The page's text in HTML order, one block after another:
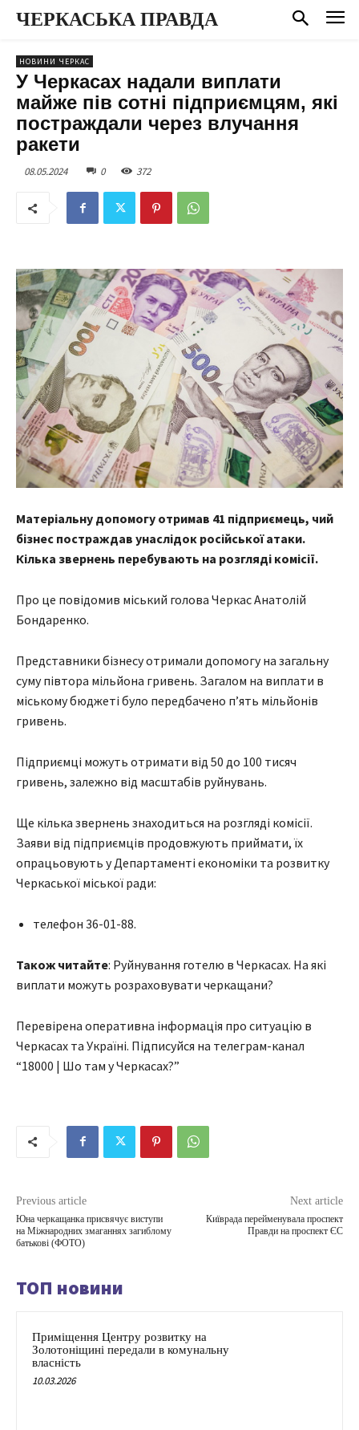
ЧЕРКАСЬКА ПРАВДА
НОВИНИ ЧЕРКАС
У Черкасах надали виплати
майже пів сотні підприємцям, які
постраждали через влучання
ракети
08.05.2024 0 372
Матеріальну допомогу отримав 41 підприємець, чий
бізнес постраждав унаслідок російської атаки.
Кілька звернень перебувають на розгляді комісії.
Про це повідомив міський голова Черкас Анатолій
Бондаренко.
Представники бізнесу отримали допомогу на загальну
суму півтора мільйона гривень. Загалом на виплати в
міському бюджеті було передбачено п’ять мільйонів
гривень.
Підприємці можуть отримати від 50 до 100 тисяч
гривень, залежно від масштабів руйнувань.
Ще кілька звернень знаходиться на розгляді комісії.
Заяви від підприємців продовжують приймати, їх
опрацьовують у Департаменті економіки та розвитку
Черкаської міської ради:
телефон 36-01-88.
Також читайте: Руйнування готелю в Черкасах. На які
виплати можуть розраховувати черкащани?
Перевірена оперативна інформація про ситуацію в
Черкасах та Україні. Підписуйся на телеграм-канал
“18000 | Шо там у Черкасах?”
Previous article
Юна черкащанка присвячує виступи
на Міжнародних змаганнях загиблому
батькові (ФОТО)
Next article
Київрада перейменувала проспект
Правди на проспект ЄС
ТОП новини
Приміщення Центру розвитку на
Золотоніщині передали в комунальну
власність
10.03.2026